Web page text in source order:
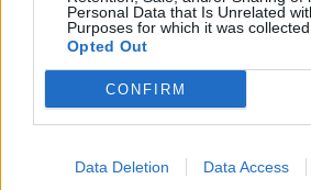
Personal Data that Is Unrelated
Purposes for which it was collected.
Opted Out
CONFIRM
Data Deletion Data Access
In evidenza